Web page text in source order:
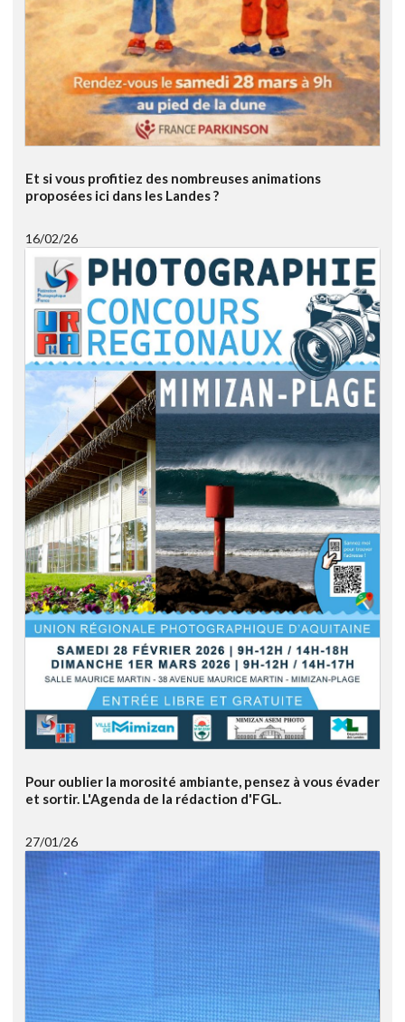
Et si vous profitiez des nombreuses animations
proposées ici dans les Landes ?
16/02/26
Pour oublier la morosité ambiante, pensez à vous évader
et sortir. L'Agenda de la rédaction d'FGL.
27/01/26